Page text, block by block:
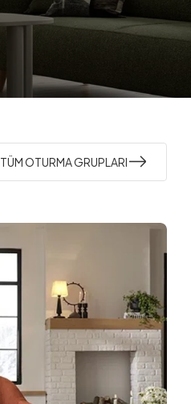
TÜM OTURMA GRUPLARI